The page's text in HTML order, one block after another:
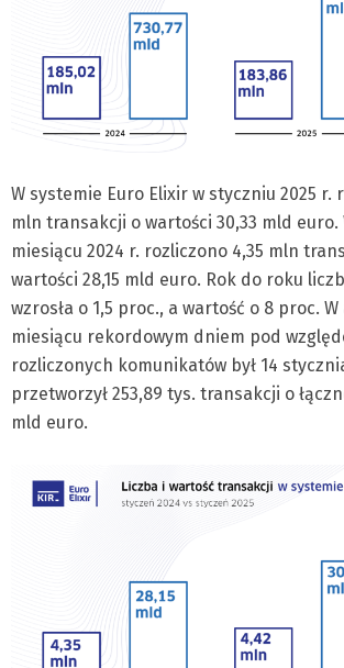
W systemie Euro Elixir w styczniu 2025 r.
mln transakcji o wartości 30,33 mld
miesiącu 2024 r. rozliczono 4,35 mln
wartości 28,15 mld euro. Rok do roku
wzrosła o 1,5 proc., a wartość o 8 proc.
miesiącu rekordowym dniem pod
rozliczonych komunikatów był 14
przetworzył 253,89 tys. transakcji o
mld euro.